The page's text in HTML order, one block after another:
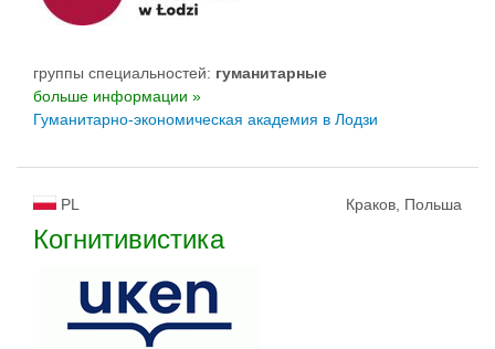
группы специальностей: гуманитарные
больше информации »
Гуманитарно-экономическая академия в Лодзи
PL Краков, Польша
Когнитивистика